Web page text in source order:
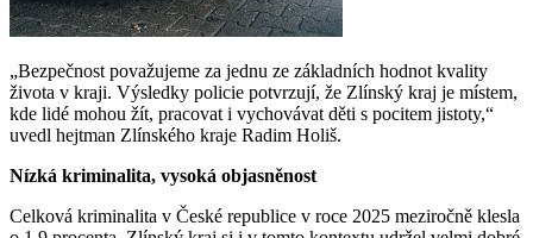
„Bezpečnost považujeme za jednu ze základních hodnot kvality
života v kraji. Výsledky policie potvrzují, že Zlínský kraj je místem,
kde lidé mohou žít, pracovat i vychovávat děti s pocitem jistoty,“
uvedl hejtman Zlínského kraje Radim Holiš.
Nízká kriminalita, vysoká objasněnost
Celková kriminalita v České republice v roce 2025 meziročně klesla